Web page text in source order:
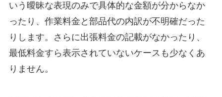
いう曖昧な表現のみで具体的な金額が分からなか
ったり、作業料金と部品代の内訳が不明確だった
りします。さらに出張料金の記載がなかったり、
最低料金すら表示されていないケースも少なくあ
りません。